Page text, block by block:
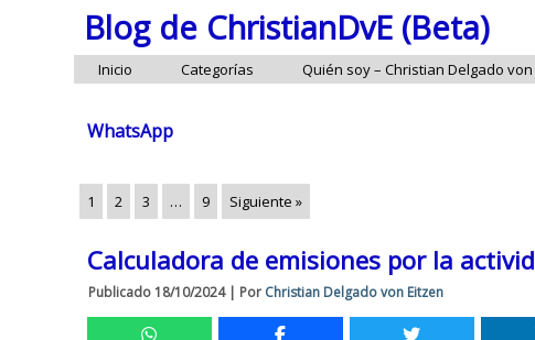
Blog de ChristianDvE (Beta)
Inicio Categorías Quién soy – Christian Delgado von
WhatsApp
1 2 3 … 9 Siguiente »
Calculadora de emisiones por la
Publicado18/10/2024| Por Christian Delgado von Eitzen